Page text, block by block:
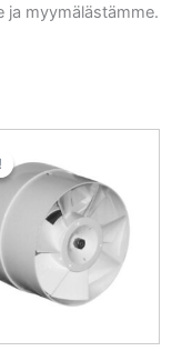
ja myymälästämme.
oli:
15,50 €.
on:
14,72 €.